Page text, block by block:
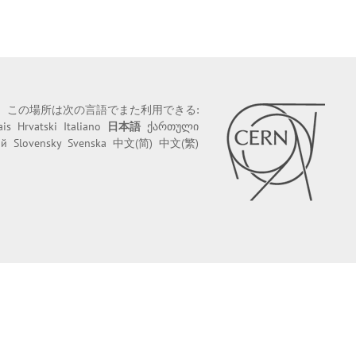
この場所は次の言語でまた利用できる:
Hrvatski Italiano 日本語 ქართული
Slovensky Svenska 中文(简) 中文(繁)